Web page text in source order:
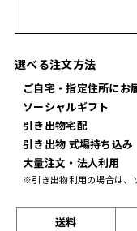
選べる注文方法
ご自宅・指定住所にお
ソーシャルギフト
引き出物宅配
引き出物 式場持ち込み
大量注文・法人利用
※引き出物利用の場合は、
送料